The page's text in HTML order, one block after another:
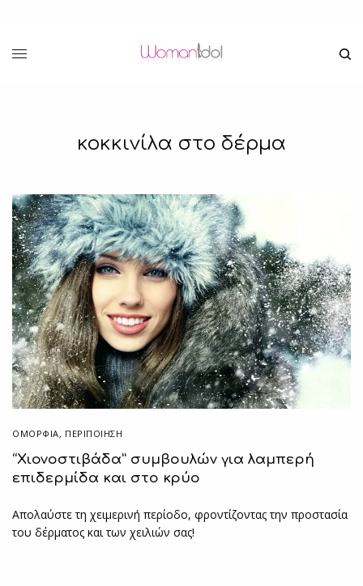
κοκκινίλα στο δέρμα
ΟΜΟΡΦΙΑ, ΠΕΡΙΠΟΊΗΣΗ
“Χιονοστιβάδα” συμβουλών για λαμπερή
επιδερμίδα και στο κρύο
Απολαύστε τη χειμερινή περίοδο, φροντίζοντας την προστασία
του δέρματος και των χειλιών σας!